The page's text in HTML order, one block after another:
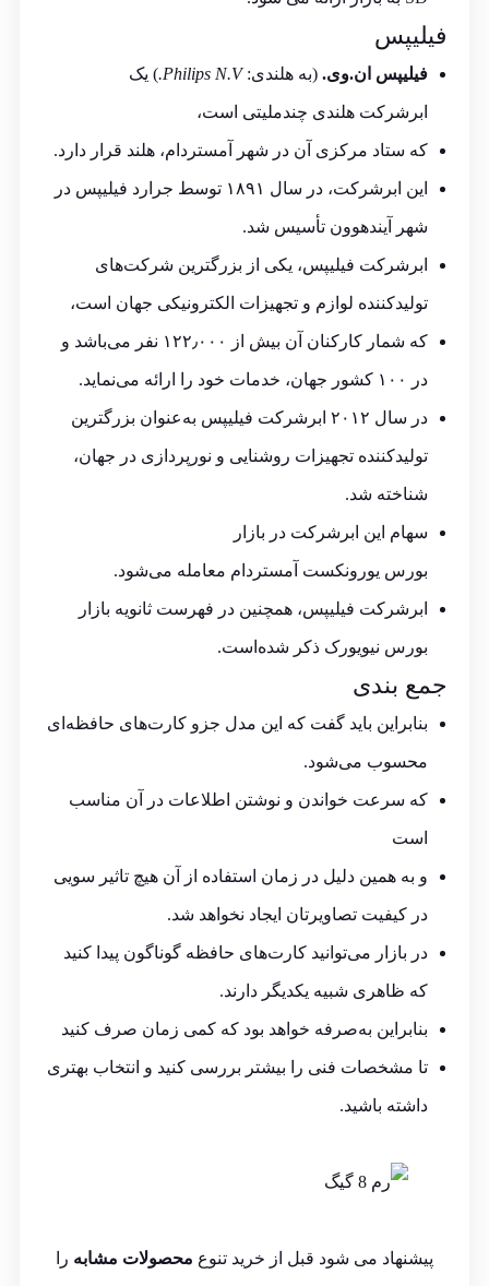
فیلیپس
فیلیپس ان.وی.(به هلندی:Philips N.V. ) یک
ابرشرکت هلندی چندملیتی است،
که ستاد مرکزی آن در شهر آمستردام، هلند قرار دارد.
این ابرشرکت، در سال ۱۸۹۱ توسط جرارد فیلیپس در
شهر آیندهوون تأسیس شد.
ابرشرکت فیلیپس، یکی از بزرگترین شرکت‌های
تولیدکننده لوازم و تجهیزات الکترونیکی جهان است،
که شمار کارکنان آن بیش از ۱۲۲٫۰۰۰ نفر می‌باشد و
در ۱۰۰ کشور جهان، خدمات خود را ارائه می‌نماید.
در سال ۲۰۱۲ ابرشرکت فیلیپس به‌عنوان بزرگترین
تولیدکننده تجهیزات روشنایی و نورپردازی در جهان،
شناخته شد.
سهام این ابرشرکت در بازار
بورس یورونکست آمستردام معامله می‌شود.
ابرشرکت فیلیپس، همچنین در فهرست ثانویه بازار
بورس نیویورک ذکر شده‌است.
جمع بندی
بنابراین باید گفت که این مدل جزو کارت‌های حافظه‌ای
محسوب می‌شود.
که سرعت خواندن و نوشتن اطلاعات در آن مناسب
است
و به همین دلیل در زمان استفاده از آن هیچ تاثیر سویی
در کیفیت تصاویرتان ایجاد نخواهد شد.
در بازار می‌توانید کارت‌های حافظه گوناگون پیدا کنید
که ظاهری شبیه یکدیگر دارند.
بنابراین به‌صرفه خواهد بود که کمی زمان صرف کنید
تا مشخصات فنی را بیشتر بررسی کنید و انتخاب بهتری
داشته باشید.
پیشنهاد می شود قبل از خرید تنوع محصولات مشابه را